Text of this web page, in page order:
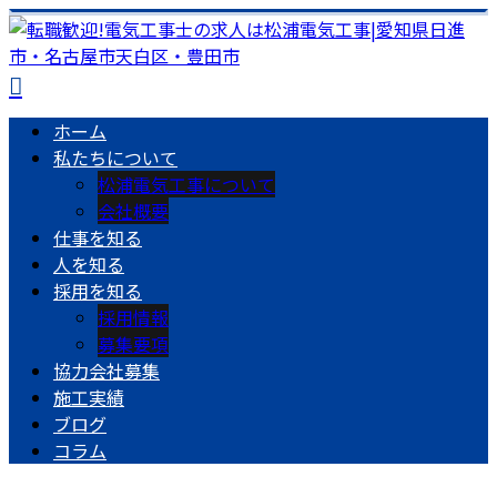
ホーム
私たちについて
松浦電気工事について
会社概要
仕事を知る
人を知る
採用を知る
採用情報
募集要項
協力会社募集
施工実績
ブログ
コラム